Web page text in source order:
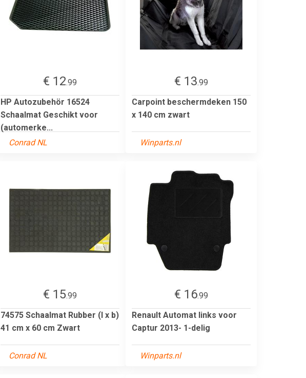
€ 12.99
HP Autozubehör 16524
Schaalmat Geschikt voor
(automerke...
Conrad NL
€ 13.99
Carpoint beschermdeken 150
x 140 cm zwart
Winparts.nl
€ 15.99
74575 Schaalmat Rubber (l x b)
41 cm x 60 cm Zwart
Conrad NL
€ 16.99
Renault Automat links voor
Captur 2013- 1-delig
Winparts.nl